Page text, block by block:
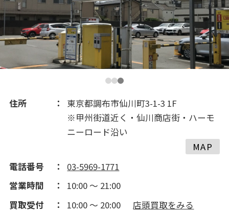
2019(246)
2018(334)
2017(225)
2016(261)
2015(214)
2014(171)
2013(102)
住所
東京都調布市仙川町3-1-3 1F
※甲州街道近く・仙川商店街・ハーモ
ニーロード沿い
MAP
電話番号
03-5969-1771
営業時間
10:00 ～ 21:00
買取受付
10:00 ～ 20:00
店頭買取をみる